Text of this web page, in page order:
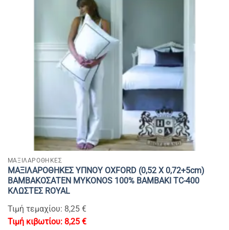
ΜΑΞΙΛΑΡΟΘΗΚΕΣ
ΜΑΞΙΛΑΡΟΘΗΚΕΣ ΥΠΝΟΥ OXFORD (0,52 Χ 0,72+5cm)
ΒΑΜΒΑΚΟΣΑΤΕΝ MYKONOS 100% BAMBAKI TC-400
ΚΛΩΣΤΕΣ ROYAL
Τιμή τεμαχίου: 8,25 €
8,25 €